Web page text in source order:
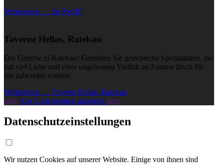
Weiterlesen … Ihr Profil?
Taverne Hellas, Ratekau
Der Grieche in Ratekau! Genießen Sie griechische Spezialitäten, die
mit viel Liebe und einer ungeheuren Vielfalt an Zutaten frisch für
Sie zubereitet werden.
Weiterlesen … Taverne Hellas, Ratekau
prev Alle Gastronomen anzeigen next
Datenschutzeinstellungen
Wir nutzen Cookies auf unserer Website. Einige von ihnen sind